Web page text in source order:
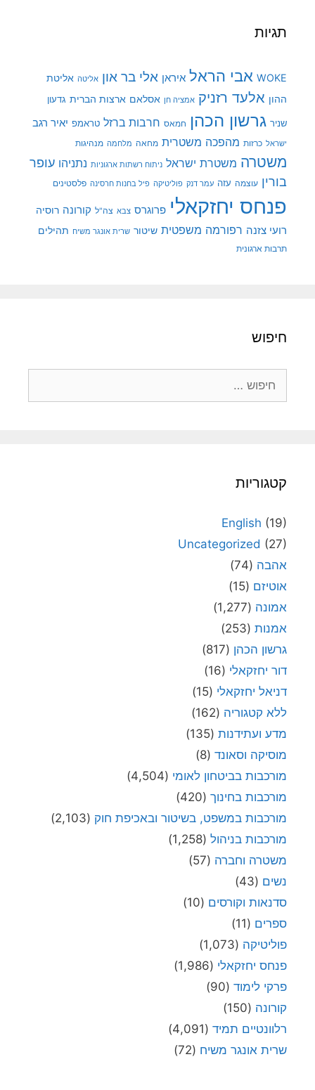
תגיות
WOKE אבי הראל איראן אלי בר און אליטה אליטת
ההון אלעד רזניק אמציה חן אסלאם ארצות הברית גדעון
שניר גרשון הכהן חמאס חרבות ברזל טראמפ יאיר רגב
ישראל כרזות מהפכה משטרית מחאה מלחמה מנהיגות
משטרה משטרת ישראל ניתוח רשתות ארגוניות נתניהו עופר
בורין עוצמה עזה עמר דנק פוליטיקה פיל בחנות חרסינה פלסטינים
פנחס יחזקאלי פרוגרס צבא צה"ל קורונה רוסיה
רועי צזנה רפורמה משפטית שיטור שרית אונגר משיח תהילים
תרבות ארגונית
חיפוש
קטגוריות
English (19)
Uncategorized (27)
אהבה (74)
אוטיזם (15)
אמונה (1,277)
אמנות (253)
גרשון הכהן (817)
דור יחזקאלי (16)
דניאל יחזקאלי (15)
ללא קטגוריה (162)
מדע ועתידנות (135)
מוסיקה וסאונד (8)
מורכבות בביטחון לאומי (4,504)
מורכבות בחינוך (420)
מורכבות במשפט, בשיטור ובאכיפת חוק (2,103)
מורכבות בניהול (1,258)
משטרה וחברה (57)
נשים (43)
סדנאות וקורסים (10)
ספרים (11)
פוליטיקה (1,073)
פנחס יחזקאלי (1,986)
פרקי לימוד (90)
קורונה (150)
רלוונטיים תמיד (4,091)
שרית אונגר משיח (72)